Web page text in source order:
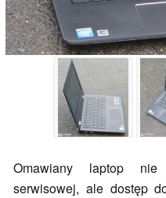
Omawiany laptop
serwisowej, ale dostęp